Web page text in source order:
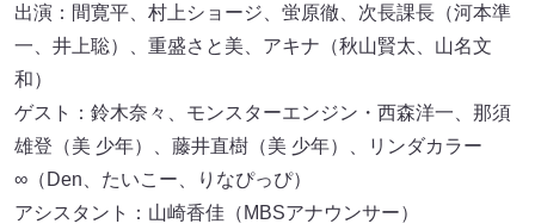
出演：間寛平、村上ショージ、蛍原徹、次長課長（河本準
一、井上聡）、重盛さと美、アキナ（秋山賢太、山名文
和）
ゲスト：鈴木奈々、モンスターエンジン・西森洋一、那須
雄登（美 少年）、藤井直樹（美 少年）、リンダカラー
∞（Den、たいこー、りなぴっぴ）
アシスタント：山崎香佳（MBSアナウンサー）